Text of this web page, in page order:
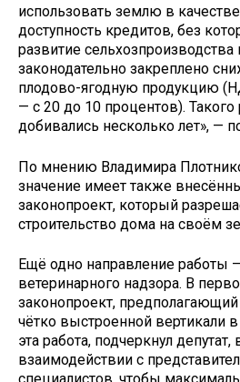
использовать землю в
доступность кредитов, без
развитие
законодательно закреплено
плодово-ягодную продукцию
— с 20 до 10 процентов).
добивались несколько лет», —
По мнению Владимира
значение имеет также
законопроект, который
строительство дома на своём
Ещё одно направление работы
ветеринарного надзора. В
законопроект,
чётко выстроенной вертикали
эта работа, подчеркнул депутат,
взаимодействии с